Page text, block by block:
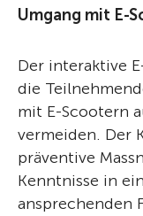
Umgang mit E-
Der interaktive
die
mit E-Scootern
vermeiden. Der
präventive
Kenntnisse in
ansprechenden